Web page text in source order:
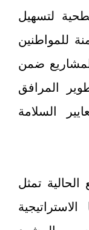
لتسهيل
للمواطنين
ضمن
المرافق
السلامة
تمثل